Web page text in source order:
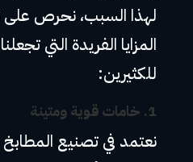
لهذا السبب، نحرص
المزايا الفريدة التي
للكثيرين:
1. خامات قوية ومتينة
نعتمد في تصنيع